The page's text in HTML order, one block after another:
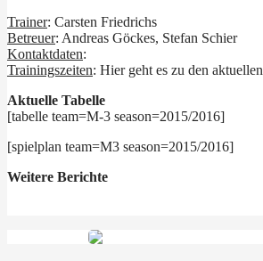
Trainer: Carsten Friedrichs
Betreuer: Andreas Göckes, Stefan Schier
Kontaktdaten:
Trainingszeiten: Hier geht es zu den aktuellen
Aktuelle Tabelle
[tabelle team=M-3 season=2015/2016]
[spielplan team=M3 season=2015/2016]
Weitere Berichte